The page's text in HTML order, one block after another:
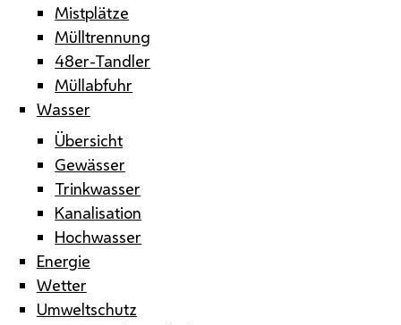
Mistplätze
Mülltrennung
48er-Tandler
Müllabfuhr
Wasser
Übersicht
Gewässer
Trinkwasser
Kanalisation
Hochwasser
Energie
Wetter
Umweltschutz